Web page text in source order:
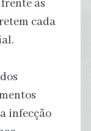
às
cada
infecção